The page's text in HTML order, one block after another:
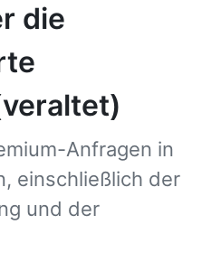
die
Anfragen in
einschließlich der
und der